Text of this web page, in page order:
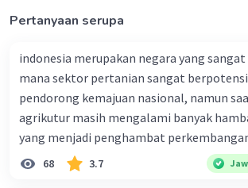
Pertanyaan serupa
indonesia merupakan negara yang sangat
mana sektor pertanian sangat
pendorong kemajuan nasional, namun
agrikutur masih mengalami banyak
yang menjadi penghambat
indonesia
68 3.7